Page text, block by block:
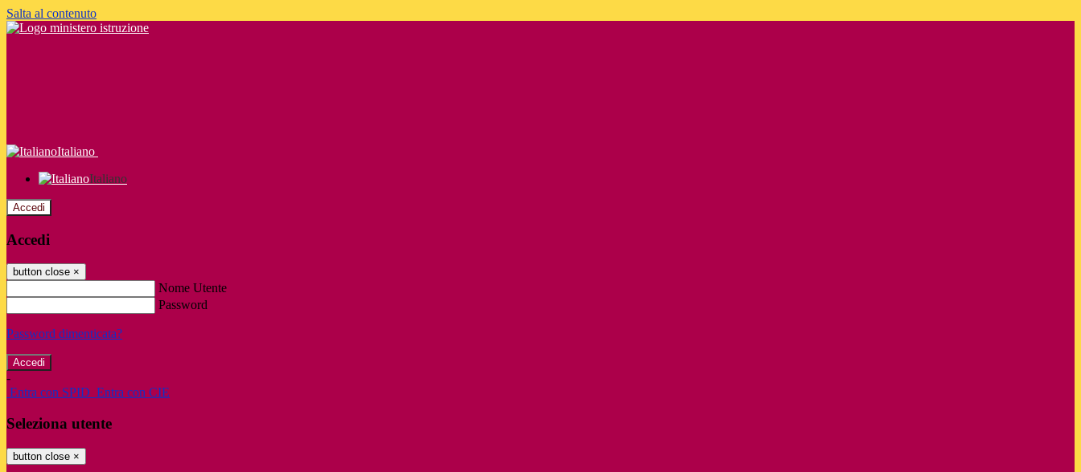
Salta al contenuto
Italiano
Italiano
Accedi
Accedi
button close ×
Nome Utente
Password
Password dimenticata?
-
Entra con SPID Entra con CIE
Seleziona utente
button close ×